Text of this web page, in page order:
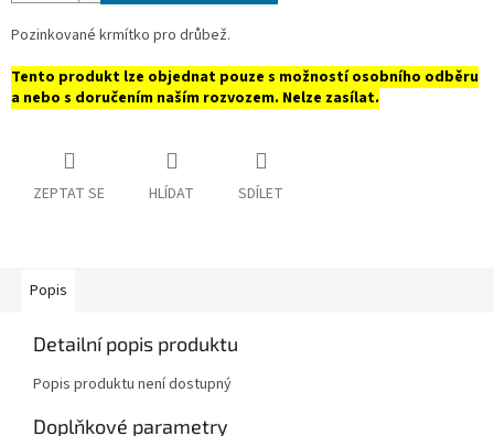
Pozinkované krmítko pro drůbež.
Tento produkt lze objednat pouze s možností osobního odběru
a nebo s doručením naším rozvozem. Nelze zasílat.
ZEPTAT SE HLÍDAT SDÍLET
Popis
Detailní popis produktu
Popis produktu není dostupný
Doplňkové parametry